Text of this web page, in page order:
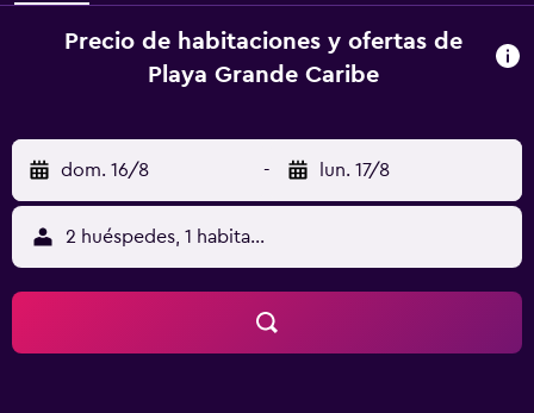
Precio de habitaciones y ofertas de
Playa Grande Caribe
dom. 16/8 - lun. 17/8
2 huéspedes, 1 habitación